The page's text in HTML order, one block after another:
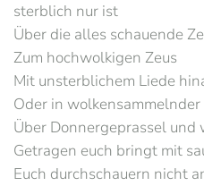
sterblich nur ist
Über die alles schauende
Zum hochwolkigen Zeus
Mit unsterblichem Liede
Oder in
Über Donnergeprassel
Getragen euch bringt mit
Euch durchschauern nicht